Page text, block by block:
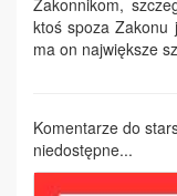
Zakonnikom,
ktoś spoza Zakonu
ma on największe
Komentarze do
niedostępne...